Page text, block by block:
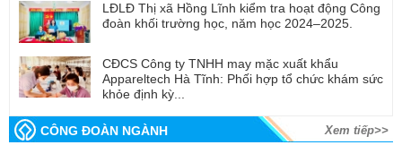
LĐLĐ Thị xã Hồng Lĩnh kiểm tra hoạt động Công
đoàn khối trường học, năm học 2024–2025.
CĐCS Công ty TNHH may mặc xuất khẩu
Appareltech Hà Tĩnh: Phối hợp tổ chức khám sức
khỏe định kỳ...
CÔNG ĐOÀN NGÀNH Xem tiếp>>